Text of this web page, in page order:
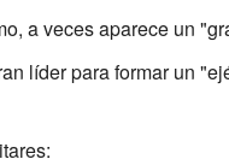
a veces aparece un
líder para formar un